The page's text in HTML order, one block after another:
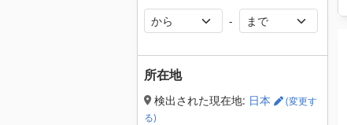
-
所在地
検出された現在地: 日本
(変更す
る)